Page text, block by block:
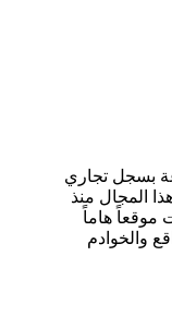
بسجل تجاري
هذا المجال منذ
موقعاً هاماً
والخوادم